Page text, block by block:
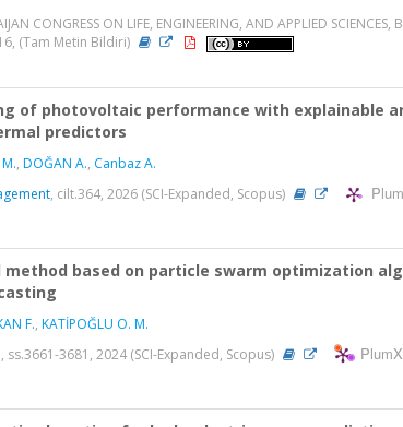
CONGRESS ON LIFE, ENGINEERING, AND APPLIED
(Tam Metin Bildiri)
of photovoltaic performance with explainable
predictors
, DOĞAN A., Canbaz A.
, cilt.364, 2026 (SCI-Expanded, Scopus)
method based on particle swarm optimization
F., KATİPOĞLU O. M.
ss.3661-3681, 2024 (SCI-Expanded, Scopus)